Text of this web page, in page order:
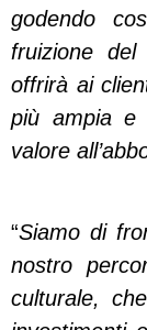
godendo
fruizione del
offrirà ai
più ampia e
valore
“Siamo di
nostro
culturale,